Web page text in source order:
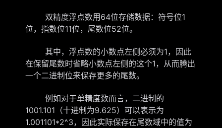
双精度浮点数用64位存储数据：符号位1
位，指数位11位，尾数位52位。
其中，浮点数的小数点左侧必须为1，因此
在保留尾数时省略小数点左侧的这个1，从而腾出
一个二进制位来保存更多的尾数。
例如对于单精度数而言，二进制的
1001.101（十进制为9.625）可以表示为
1.001101*2^3，因此实际保存在尾数域中的值为